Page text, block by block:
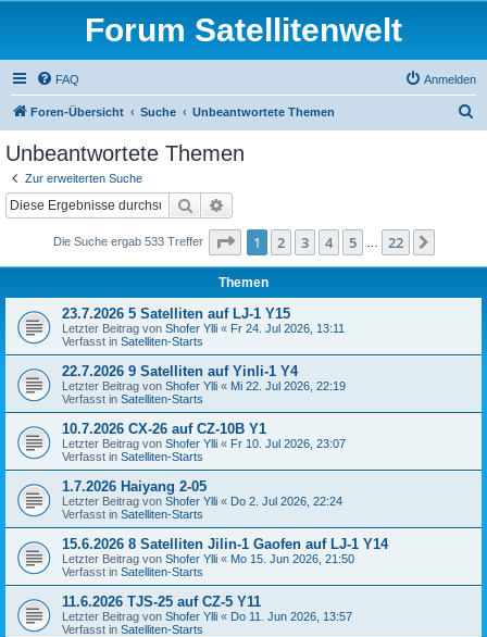
Forum Satellitenwelt
FAQ Anmelden
Foren-Übersicht Suche Unbeantwortete Themen
Unbeantwortete Themen
Zur erweiterten Suche
Suche
Die Suche ergab 533 Treffer Seite 1von 22
1 2 3 4 5 22
Themen
23.7.2026 5 Satelliten auf LJ-1 Y15
Letzter Beitrag von Shofer Ylli « Fr 24. Jul 2026, 13:11
Verfasst in Satelliten-Starts
22.7.2026 9 Satelliten auf Yinli-1 Y4
Letzter Beitrag von Shofer Ylli « Mi 22. Jul 2026, 22:19
Verfasst in Satelliten-Starts
10.7.2026 CX-26 auf CZ-10B Y1
Letzter Beitrag von Shofer Ylli « Fr 10. Jul 2026, 23:07
Verfasst in Satelliten-Starts
1.7.2026 Haiyang 2-05
Letzter Beitrag von Shofer Ylli « Do 2. Jul 2026, 22:24
Verfasst in Satelliten-Starts
15.6.2026 8 Satelliten Jilin-1 Gaofen auf LJ-1 Y14
Letzter Beitrag von Shofer Ylli « Mo 15. Jun 2026, 21:50
Verfasst in Satelliten-Starts
11.6.2026 TJS-25 auf CZ-5 Y11
Letzter Beitrag von Shofer Ylli « Do 11. Jun 2026, 13:57
Verfasst in Satelliten-Starts